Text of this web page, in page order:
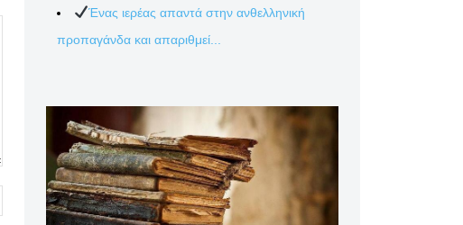
Ένας ιερέας απαντά στην ανθελληνική
προπαγάνδα και απαριθμεί...